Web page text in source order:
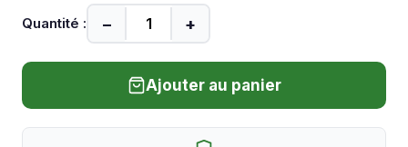
Quantité : − +
Ajouter au panier